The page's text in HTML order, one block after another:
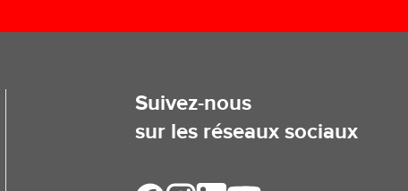
Suivez-nous
sur les réseaux sociaux